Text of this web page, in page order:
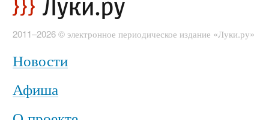
2011–2026 © электронное периодическое издание «Луки.ру»
Новости
Афиша